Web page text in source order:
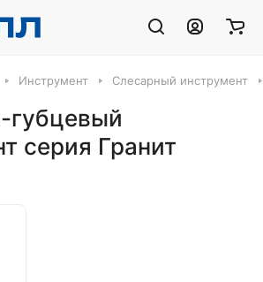
Инструмент Слесарный инструмент
серия Гранит